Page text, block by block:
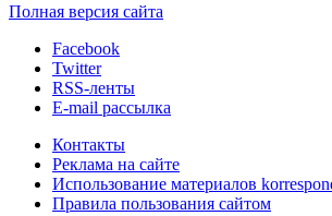
Полная версия сайта
Facebook
Twitter
RSS-ленты
E-mail рассылка
Контакты
Реклама на сайте
Использование материалов
Правила пользования сайтом